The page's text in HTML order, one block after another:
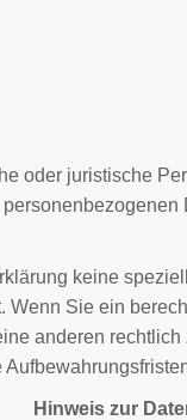
oder juristische
personenbezogenen
keine
Wenn Sie ein
anderen
Hinweis zur